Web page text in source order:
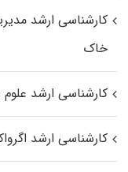
کارشناسی ارشد
خاک
کارشناسی ارشد
کارشناسی ارشد